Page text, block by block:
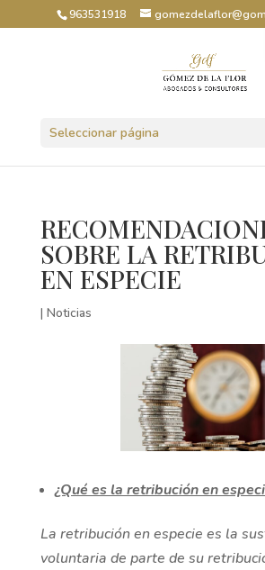
963531918
Seleccionar página
SOBRE LA
EN ESPECIE
| Noticias
¿Qué es la retribución en
La retribución en especie es la
voluntaria de parte de su